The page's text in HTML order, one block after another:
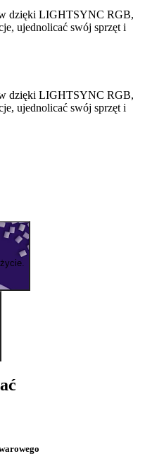
dzięki LIGHTSYNC RGB,
ujednolicać swój sprzęt i
dzięki LIGHTSYNC RGB,
ujednolicać swój sprzęt i